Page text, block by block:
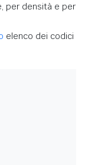
per densità e per
elenco dei codici